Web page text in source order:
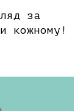
за
кожному!